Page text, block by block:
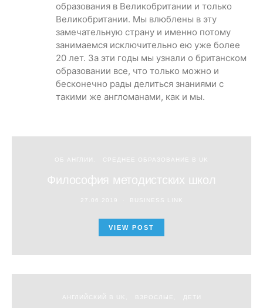
образования в Великобритании и только
Великобритании. Мы влюблены в эту
замечательную страну и именно потому
занимаемся исключительно ею уже более
20 лет. За эти годы мы узнали о британском
образовании все, что только можно и
бесконечно рады делиться знаниями с
такими же англоманами, как и мы.
ОБ АНГЛИИ СРЕДНЕЕ ОБРАЗОВАНИЕ В UK
Философия методистских школ
27.06.2019 BUSINESS LINK
VIEW POST
АНГЛИЙСКИЙ В UK ВЗРОСЛЫЕ ДЕТИ